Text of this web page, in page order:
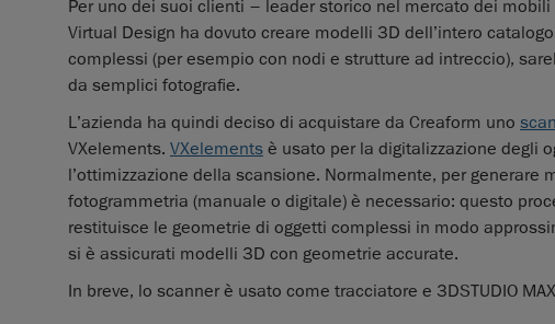
Per uno dei suoi clienti – leader storico nel mercato dei
Virtual Design ha dovuto creare modelli 3D dell’intero
complessi (per esempio con nodi e strutture ad intreccio),
da semplici fotografie.
L’azienda ha quindi deciso di acquistare da Creaform uno
VXelements. VXelements è usato per la digitalizzazione degli
l’ottimizzazione della scansione. Normalmente, per generare
fotogrammetria (manuale o digitale) è necessario: questo
restituisce le geometrie di oggetti complessi in modo
si è assicurati modelli 3D con geometrie accurate.
In breve, lo scanner è usato come tracciatore e 3DSTUDIO